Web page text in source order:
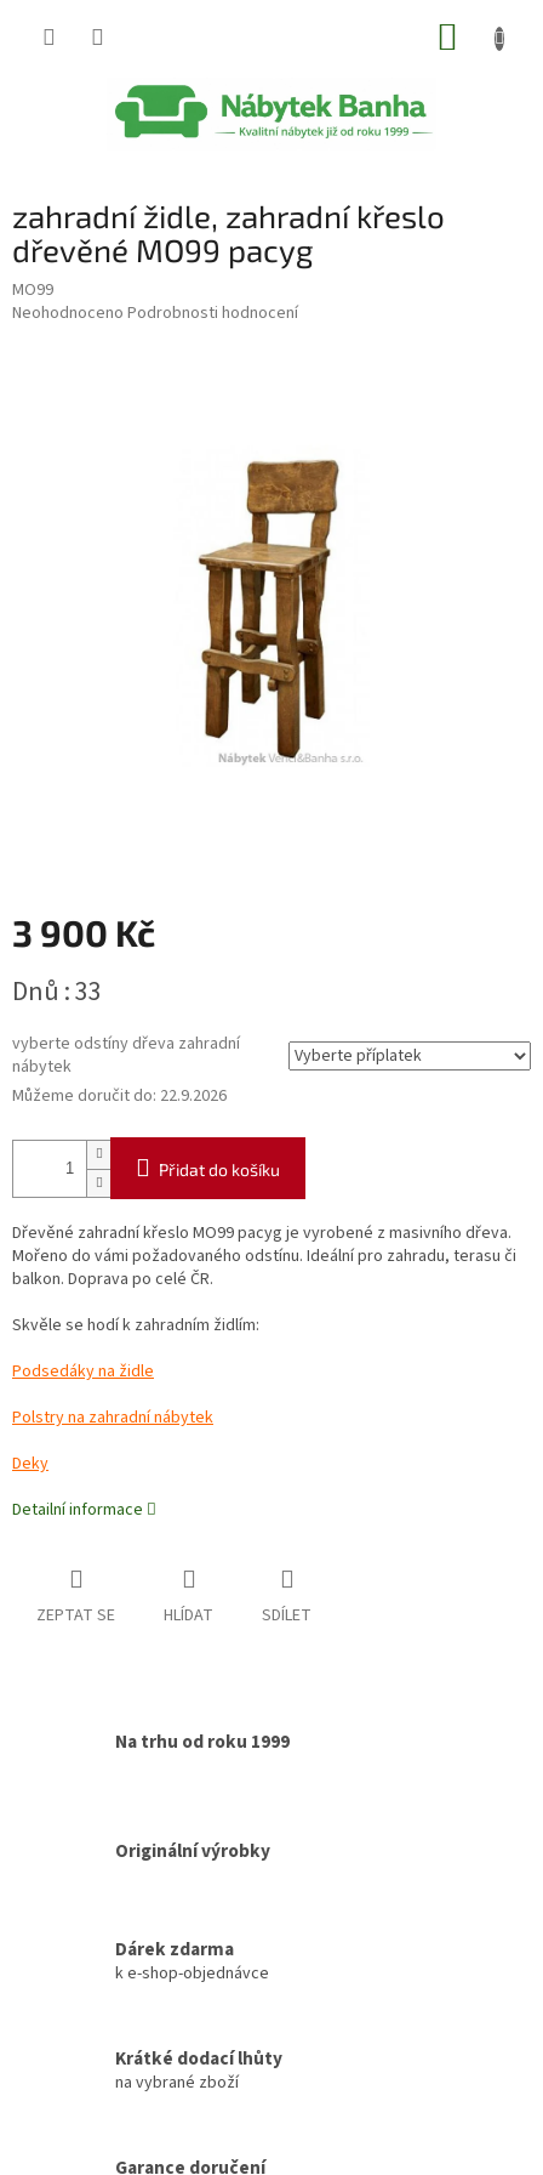
zahradní židle, zahradní křeslo
dřevěné MO99 pacyg
MO99
Průměrné
Neohodnoceno Podrobnosti hodnocení
3 900 Kč
cena:
Dnů : 33
vyberte odstíny dřeva zahradní
nábytek
Můžeme doručit do: 22.9.2026
Přidat do košíku
Dřevěné zahradní křeslo MO99 pacyg je vyrobené z masivního dřeva.
Mořeno do vámi požadovaného odstínu. Ideální pro zahradu, terasu či
balkon. Doprava po celé ČR.
Skvěle se hodí k zahradním židlím:
Podsedáky na židle
Polstry na zahradní nábytek
Deky
Detailní informace
ZEPTAT SE HLÍDAT SDÍLET
Na trhu od roku 1999
Originální výrobky
Dárek zdarma
k e-shop-objednávce
Krátké dodací lhůty
na vybrané zboží
Garance doručení